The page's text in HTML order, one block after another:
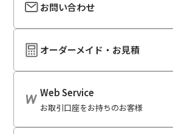
お問い合わせ
オーダーメイド・お見積
Web Service
お取引口座をお持ちのお客様